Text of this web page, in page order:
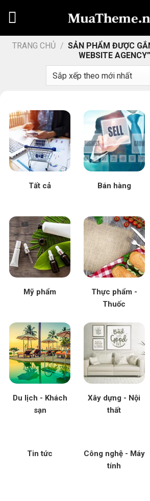
dungTRANG CHỦ / SẢN PHẨM ĐƯỢC
WEBSITE AGENCY”
Tất cả Bán hàng
Mỹ phẩm
Thực phẩm -
Thuốc
Du lịch - Khách
sạn
Xây dựng - Nội
thất
Tin tức
Công nghệ - Máy
tính